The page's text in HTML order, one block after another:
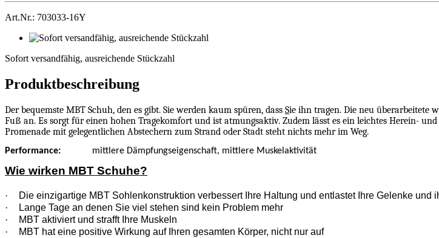
Art.Nr.: 703033-16Y
Sofort versandfähig, ausreichende Stückzahl
Produktbeschreibung
Der bequemste MBT Schuh, den es gibt. Sie werden kaum spüren, dass Sie ihn tragen. Die neu überarbeitete
Fuß an. Es sorgt für einen hohen Tragekomfort und ist atmungsaktiv. Zudem lässt es ein leichtes Herein-
Promenade mit gelegentlichen Abstechern zum Strand oder Stadt steht nichts mehr im Weg.
Performance: mittlere Dämpfungseigenschaft, mittlere Muskelaktivität
Wie wirken MBT Schuhe?
·
Die einzigartige MBT Sohlenkonstruktion verbessert Ihre Haltung und entlastet Ihre Gelenke und
·
Lange Tage an denen Sie viel stehen sind kein Problem mehr
·
MBT aktiviert und strafft Ihre Muskeln
·
MBT hat eine positive Wirkung auf Ihren gesamten Körper, nicht nur auf